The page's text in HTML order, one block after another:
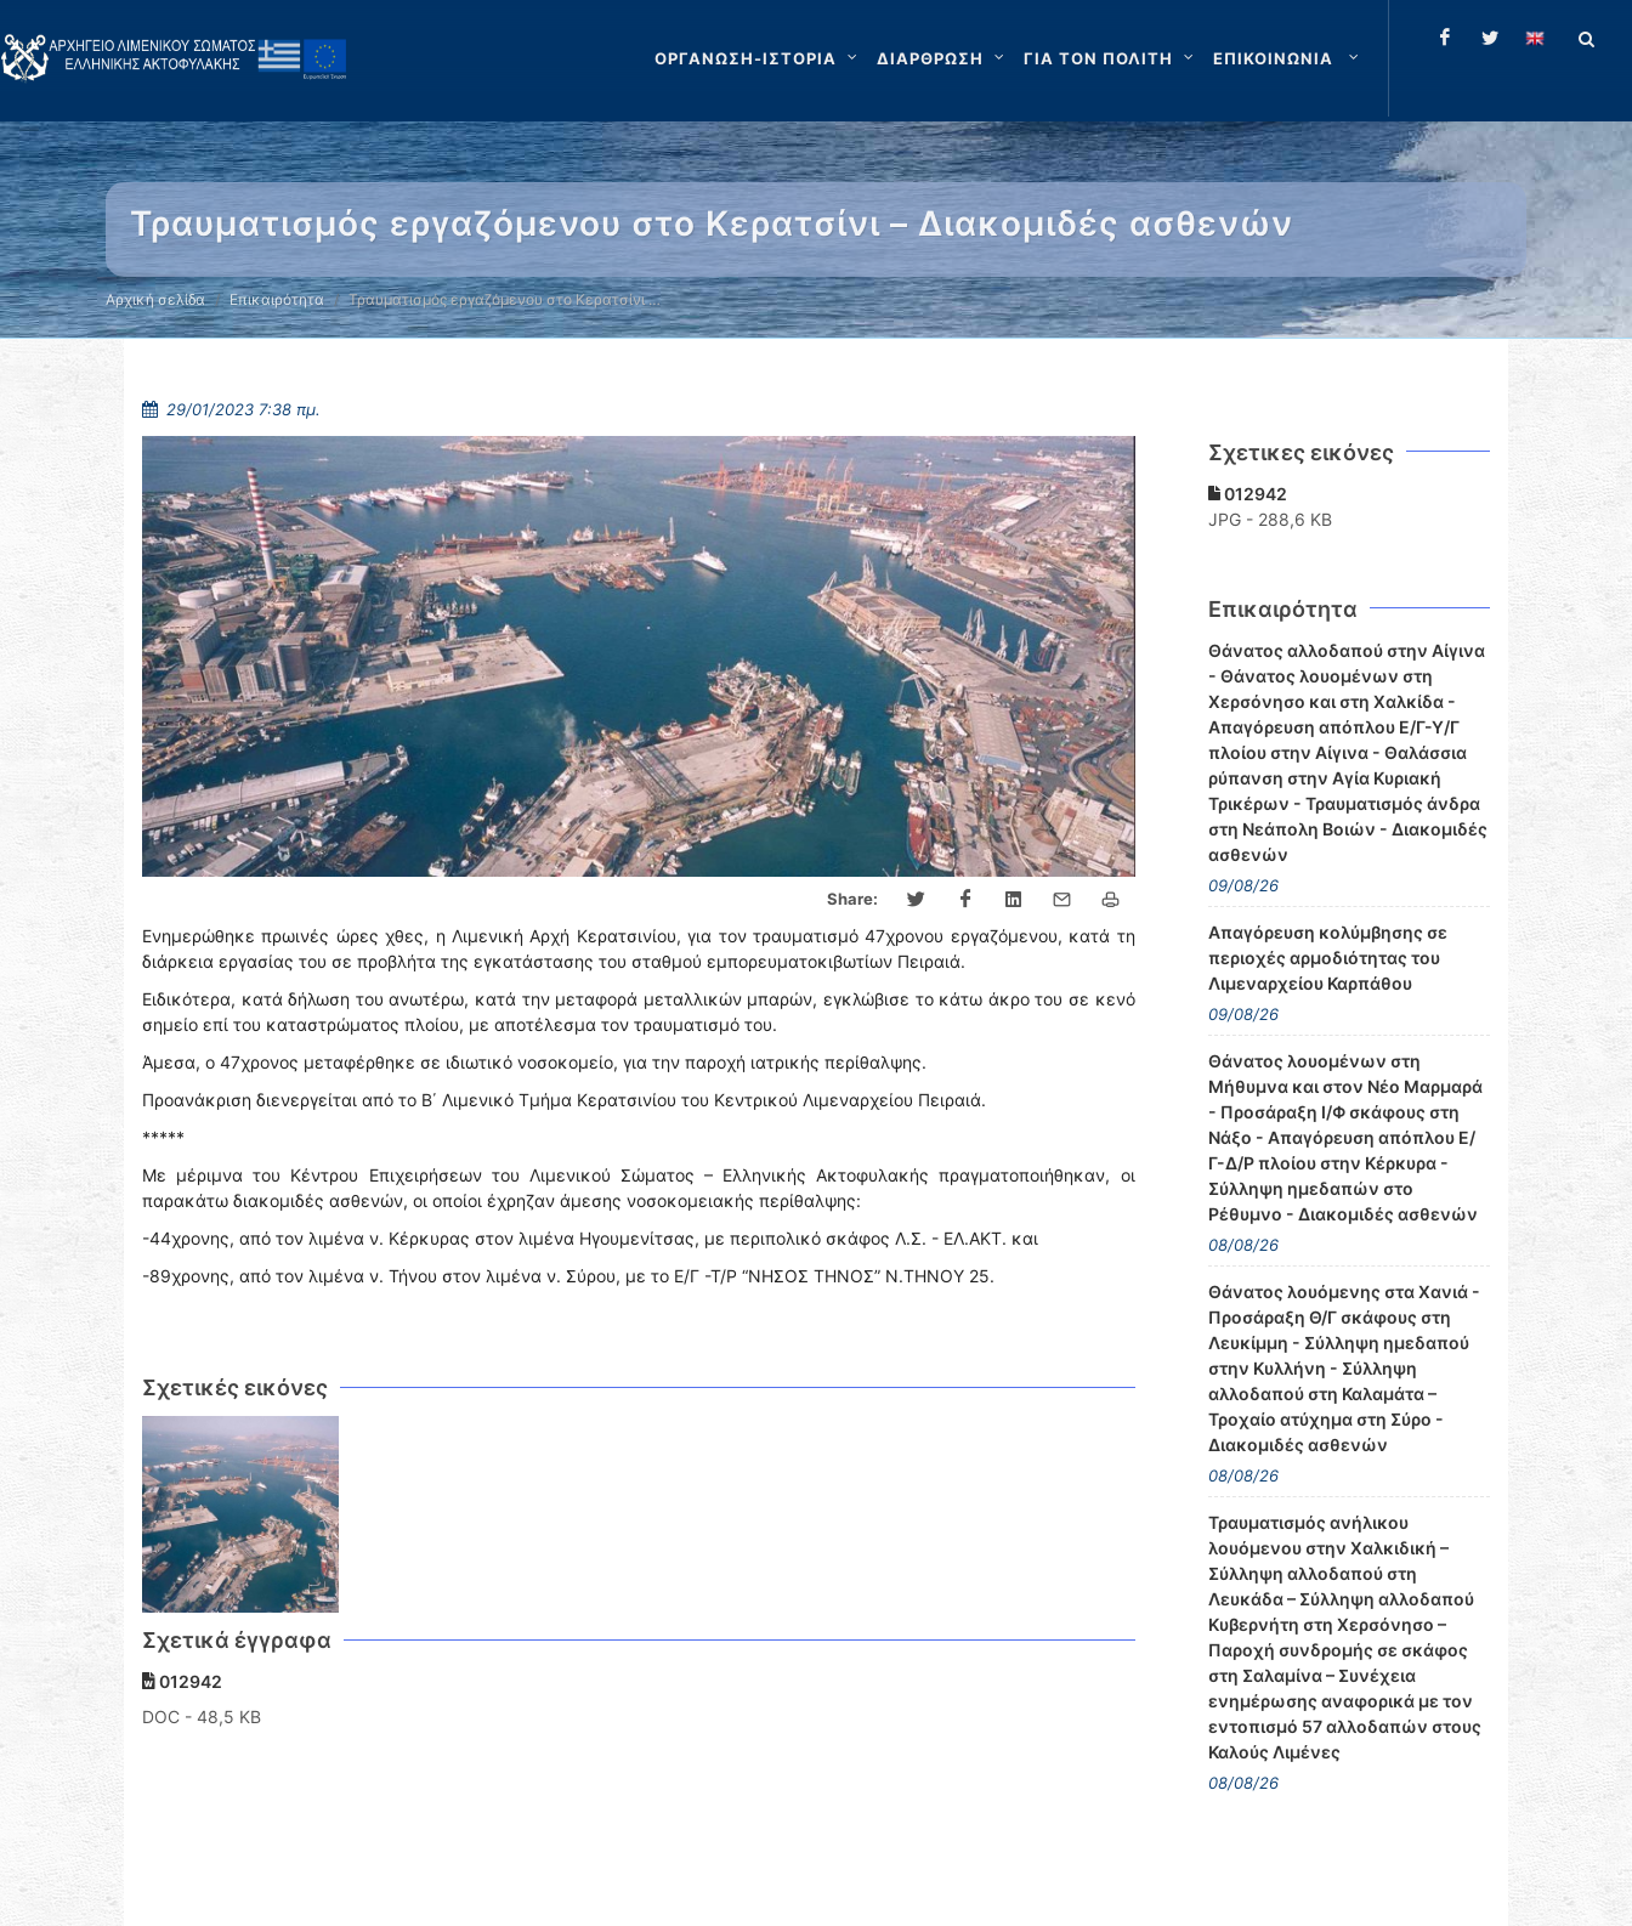
ΟΡΓΑΝΩΣΗ-ΙΣΤΟΡΙΑ ΔΙΑΡΘΡΩΣΗ ΓΙΑ ΤΟΝ ΠΟΛΙΤΗ ΕΠΙΚΟΙΝΩΝΙΑ
Τραυματισμός εργαζόμενου στο Κερατσίνι – Διακομιδές ασθενών
Αρχική σελίδα Επικαιρότητα Τραυματισμός εργαζόμενου στο Κερατσίνι …
29/01/2023 7:38 πμ.
Share:
Ενημερώθηκε πρωινές ώρες χθες, η Λιμενική Αρχή Κερατσινίου, για τον τραυματισμό 47χρονου εργαζόμενου, κατά τη
διάρκεια εργασίας του σε προβλήτα της εγκατάστασης του σταθμού εμπορευματοκιβωτίων Πειραιά.
Ειδικότερα, κατά δήλωση του ανωτέρω, κατά την μεταφορά μεταλλικών μπαρών, εγκλώβισε το κάτω άκρο του σε κενό
σημείο επί του καταστρώματος πλοίου, με αποτέλεσμα τον τραυματισμό του.
Άμεσα, ο 47χρονος μεταφέρθηκε σε ιδιωτικό νοσοκομείο, για την παροχή ιατρικής περίθαλψης.
Προανάκριση διενεργείται από το Β΄ Λιμενικό Τμήμα Κερατσινίου του Κεντρικού Λιμεναρχείου Πειραιά.
*****
Με μέριμνα του Κέντρου Επιχειρήσεων του Λιμενικού Σώματος – Ελληνικής Ακτοφυλακής πραγματοποιήθηκαν, οι
παρακάτω διακομιδές ασθενών, οι οποίοι έχρηζαν άμεσης νοσοκομειακής περίθαλψης:
-44χρονης, από τον λιμένα ν. Κέρκυρας στον λιμένα Ηγουμενίτσας, με περιπολικό σκάφος Λ.Σ. - ΕΛ.ΑΚΤ. και
-89χρονης, από τον λιμένα ν. Τήνου στον λιμένα ν. Σύρου, με το Ε/Γ -Τ/Ρ “ΝΗΣΟΣ ΤΗΝΟΣ” Ν.ΤΗΝΟΥ 25.
Σχετικές εικόνες
Σχετικά έγγραφα
012942
DOC - 48,5 KB
Σχετικες εικόνες
012942
JPG - 288,6 KB
Επικαιρότητα
Θάνατος αλλοδαπού στην Αίγινα
- Θάνατος λουομένων στη
Χερσόνησο και στη Χαλκίδα -
Απαγόρευση απόπλου Ε/Γ-Υ/Γ
πλοίου στην Αίγινα - Θαλάσσια
ρύπανση στην Αγία Κυριακή
Τρικέρων - Τραυματισμός άνδρα
στη Νεάπολη Βοιών - Διακομιδές
ασθενών
09/08/26
Απαγόρευση κολύμβησης σε
περιοχές αρμοδιότητας του
Λιμεναρχείου Καρπάθου
09/08/26
Θάνατος λουομένων στη
Μήθυμνα και στον Νέο Μαρμαρά
- Προσάραξη Ι/Φ σκάφους στη
Νάξο - Απαγόρευση απόπλου Ε/
Γ-Δ/Ρ πλοίου στην Κέρκυρα -
Σύλληψη ημεδαπών στο
Ρέθυμνο - Διακομιδές ασθενών
08/08/26
Θάνατος λουόμενης στα Χανιά -
Προσάραξη Θ/Γ σκάφους στη
Λευκίμμη - Σύλληψη ημεδαπού
στην Κυλλήνη - Σύλληψη
αλλοδαπού στη Καλαμάτα –
Τροχαίο ατύχημα στη Σύρο -
Διακομιδές ασθενών
08/08/26
Τραυματισμός ανήλικου
λουόμενου στην Χαλκιδική –
Σύλληψη αλλοδαπού στη
Λευκάδα – Σύλληψη αλλοδαπού
Κυβερνήτη στη Χερσόνησο –
Παροχή συνδρομής σε σκάφος
στη Σαλαμίνα – Συνέχεια
ενημέρωσης αναφορικά με τον
εντοπισμό 57 αλλοδαπών στους
Καλούς Λιμένες
08/08/26